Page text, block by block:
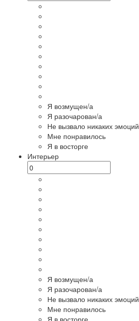
Я возмущен/а
Я разочарован/а
Не вызвало никаких эмоций
Мне понравилось
Я в восторге
Интерьер
Я возмущен/а
Я разочарован/а
Не вызвало никаких эмоций
Мне понравилось
Я в восторге